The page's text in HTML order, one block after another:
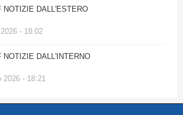
NOTIZIE DALL'ESTERO
- 18:02
NOTIZIE DALL'INTERNO
- 18:21